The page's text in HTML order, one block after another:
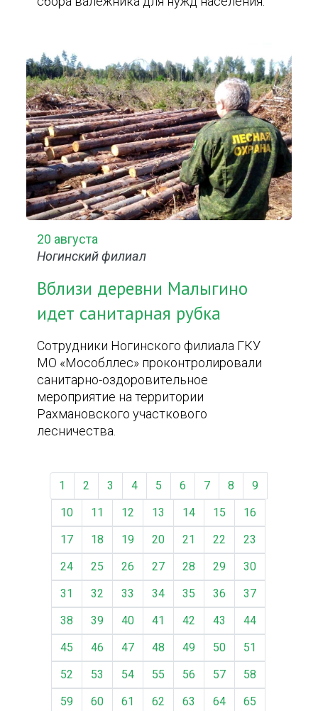
20 августа
Ногинский филиал
Вблизи деревни Малыгино
идет санитарная рубка
Сотрудники Ногинского филиала ГКУ
МО «Мособллес» проконтролировали
санитарно-оздоровительное
мероприятие на территории
Рахмановского участкового
лесничества.
1 2 3 4 5 6 7 8
9
10
11 12 13 14 15
16
17
18 19 20 21 22
23
24
25 26 27 28 29
30
31
32 33 34 35 36
37
38
39 40 41 42 43
44
45
46 47 48 49 50
51
52
53 54 55 56 57
58
59
60 61 62 63 64
65